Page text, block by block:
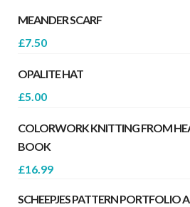
MEANDER SCARF
£7.50
OPALITE HAT
£5.00
COLORWORK KNITTING FROM
BOOK
£16.99
SCHEEPJES PATTERN PORTFOLIO